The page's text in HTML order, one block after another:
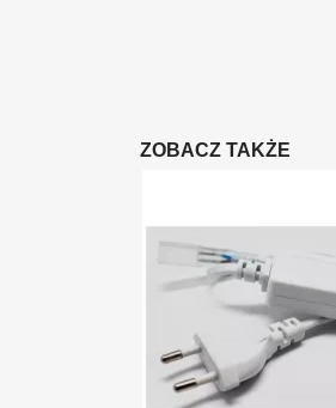
ZOBACZ TAKŻE